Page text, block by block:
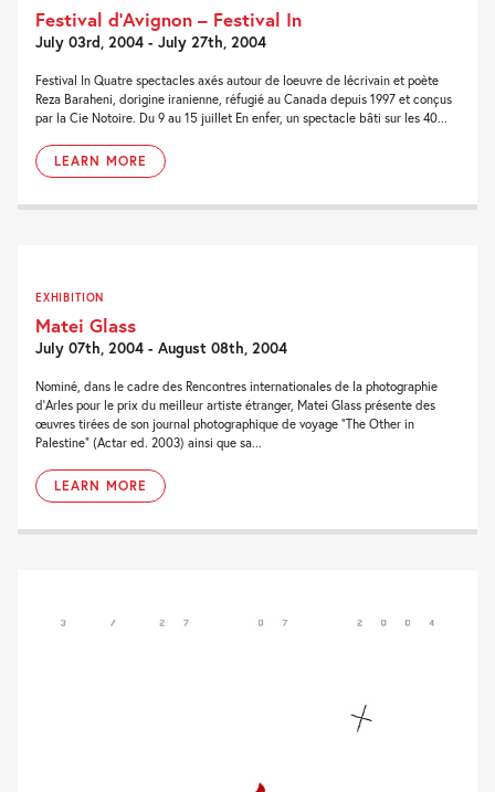
Festival d’Avignon – Festival In
July 03rd, 2004 - July 27th, 2004
Festival In Quatre spectacles axés autour de loeuvre de lécrivain et poète
Reza Baraheni, dorigine iranienne, réfugié au Canada depuis 1997 et conçus
par la Cie Notoire. Du 9 au 15 juillet En enfer, un spectacle bâti sur les 40...
LEARN MORE
EXHIBITION
Matei Glass
July 07th, 2004 - August 08th, 2004
Nominé, dans le cadre des Rencontres internationales de la photographie
d’Arles pour le prix du meilleur artiste étranger, Matei Glass présente des
œuvres tirées de son journal photographique de voyage “The Other in
Palestine” (Actar ed. 2003) ainsi que sa...
LEARN MORE